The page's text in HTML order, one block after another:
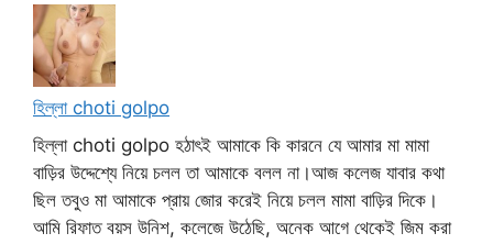
হিল্লা choti golpo
হিল্লা choti golpo হঠাৎই আমাকে কি কারনে যে আমার মা মামা
বাড়ির উদ্দেশ্যে নিয়ে চলল তা আমাকে বলল না।আজ কলেজ যাবার কথা
ছিল তবুও মা আমাকে প্রায় জোর করেই নিয়ে চলল মামা বাড়ির দিকে।
আমি রিফাত বয়স উনিশ, কলেজে উঠেছি, অনেক আগে থেকেই জিম করা